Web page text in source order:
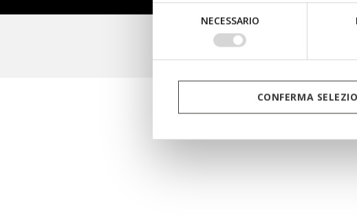
NECESSARIO
CONFERMA